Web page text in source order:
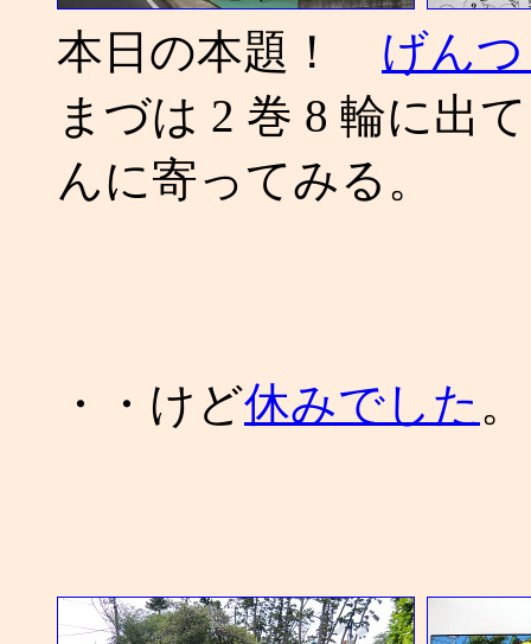
本日の本題！ げん
まづは 2 巻 8 輪に出
んに寄ってみる。
・・けど休みでした